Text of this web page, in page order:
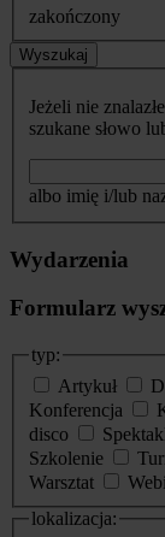
zakończony
Wyszukaj
Jeżeli nie
szukane słowo
albo imię i/lub
Wydarzenia
Formularz
typ:
Artykuł
Konferencja
disco
Szkolenie
Warsztat
lokalizacja: